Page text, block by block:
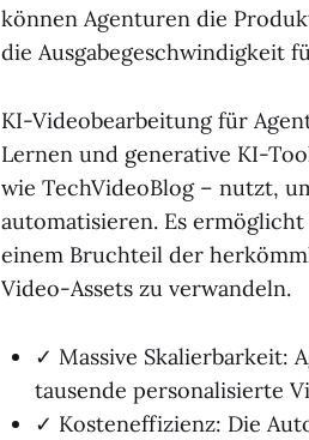
können Agenturen die
die Ausgabegeschwindigkeit
KI-Videobearbeitung für
Lernen und generative KI-
wie TechVideoBlog – nutzt,
automatisieren. Es
einem Bruchteil der
Video-Assets zu verwandeln.
✓ Massive Skalierbarkeit:
tausende personalisierte
✓ Kosteneffizienz: Die